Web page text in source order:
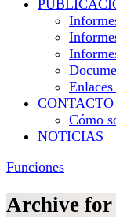
CONTACTO
Cómo
NOTICIAS
Funciones
Archive for